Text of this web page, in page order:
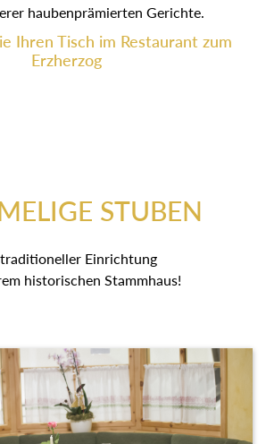
haubenprämierten Gerichte.
Ihren Tisch im Restaurant zum
Erzherzog
STUBEN
Einrichtung
historischen Stammhaus!